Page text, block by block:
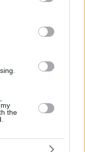
party tags to
in below Google
the
γεγονότα